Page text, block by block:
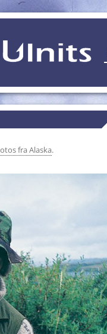
fra Alaska.